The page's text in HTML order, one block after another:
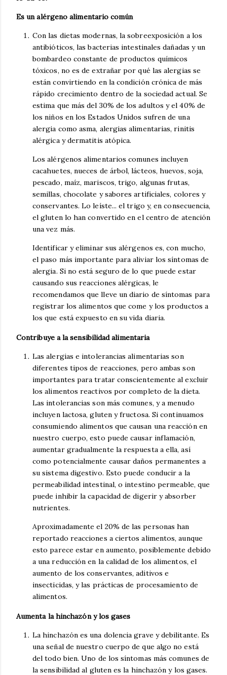
Es un alérgeno alimentario común
Con las dietas modernas, la sobreexposición a los
antibióticos, las bacterias intestinales dañadas y un
bombardeo constante de productos químicos
tóxicos, no es de extrañar por qué las alergias se
están convirtiendo en la condición crónica de más
rápido crecimiento dentro de la sociedad actual. Se
estima que más del 30% de los adultos y el 40% de
los niños en los Estados Unidos sufren de una
alergia como asma, alergias alimentarias, rinitis
alérgica y dermatitis atópica.
Los alérgenos alimentarios comunes incluyen
cacahuetes, nueces de árbol, lácteos, huevos, soja,
pescado, maíz, mariscos, trigo, algunas frutas,
semillas, chocolate y sabores artificiales, colores y
conservantes. Lo leíste... el trigo y, en consecuencia,
el gluten lo han convertido en el centro de atención
una vez más.
Identificar y eliminar sus alérgenos es, con mucho,
el paso más importante para aliviar los síntomas de
alergia. Si no está seguro de lo que puede estar
causando sus reacciones alérgicas, le
recomendamos que lleve un diario de síntomas para
registrar los alimentos que come y los productos a
los que está expuesto en su vida diaria.
Contribuye a la sensibilidad alimentaria
Las alergias e intolerancias alimentarias son
diferentes tipos de reacciones, pero ambas son
importantes para tratar conscientemente al excluir
los alimentos reactivos por completo de la dieta.
Las intolerancias son más comunes, y a menudo
incluyen lactosa, gluten y fructosa. Si continuamos
consumiendo alimentos que causan una reacción en
nuestro cuerpo, esto puede causar inflamación,
aumentar gradualmente la respuesta a ella, así
como potencialmente causar daños permanentes a
su sistema digestivo. Esto puede conducir a la
permeabilidad intestinal, o intestino permeable, que
puede inhibir la capacidad de digerir y absorber
nutrientes.
Aproximadamente el 20% de las personas han
reportado reacciones a ciertos alimentos, aunque
esto parece estar en aumento, posiblemente debido
a una reducción en la calidad de los alimentos, el
aumento de los conservantes, aditivos e
insecticidas, y las prácticas de procesamiento de
alimentos.
Aumenta la hinchazón y los gases
La hinchazón es una dolencia grave y debilitante. Es
una señal de nuestro cuerpo de que algo no está
del todo bien. Uno de los síntomas más comunes de
la sensibilidad al gluten es la hinchazón y los gases.